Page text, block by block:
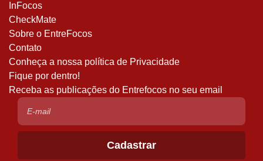
InFocos
CheckMate
Sobre o EntreFocos
Contato
Conheça a nossa política de Privacidade
Fique por dentro!
Receba as publicações do Entrefocos no seu email